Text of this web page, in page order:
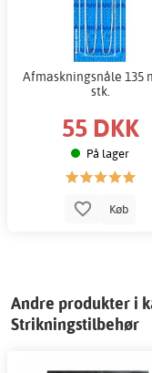
Afmaskningsnåle 135
stk.
55 DKK
På lager
Køb
Andre produkter i
Strikningstilbehør